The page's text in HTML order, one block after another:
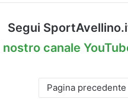
Segui
nostro canale
Pagina precedente